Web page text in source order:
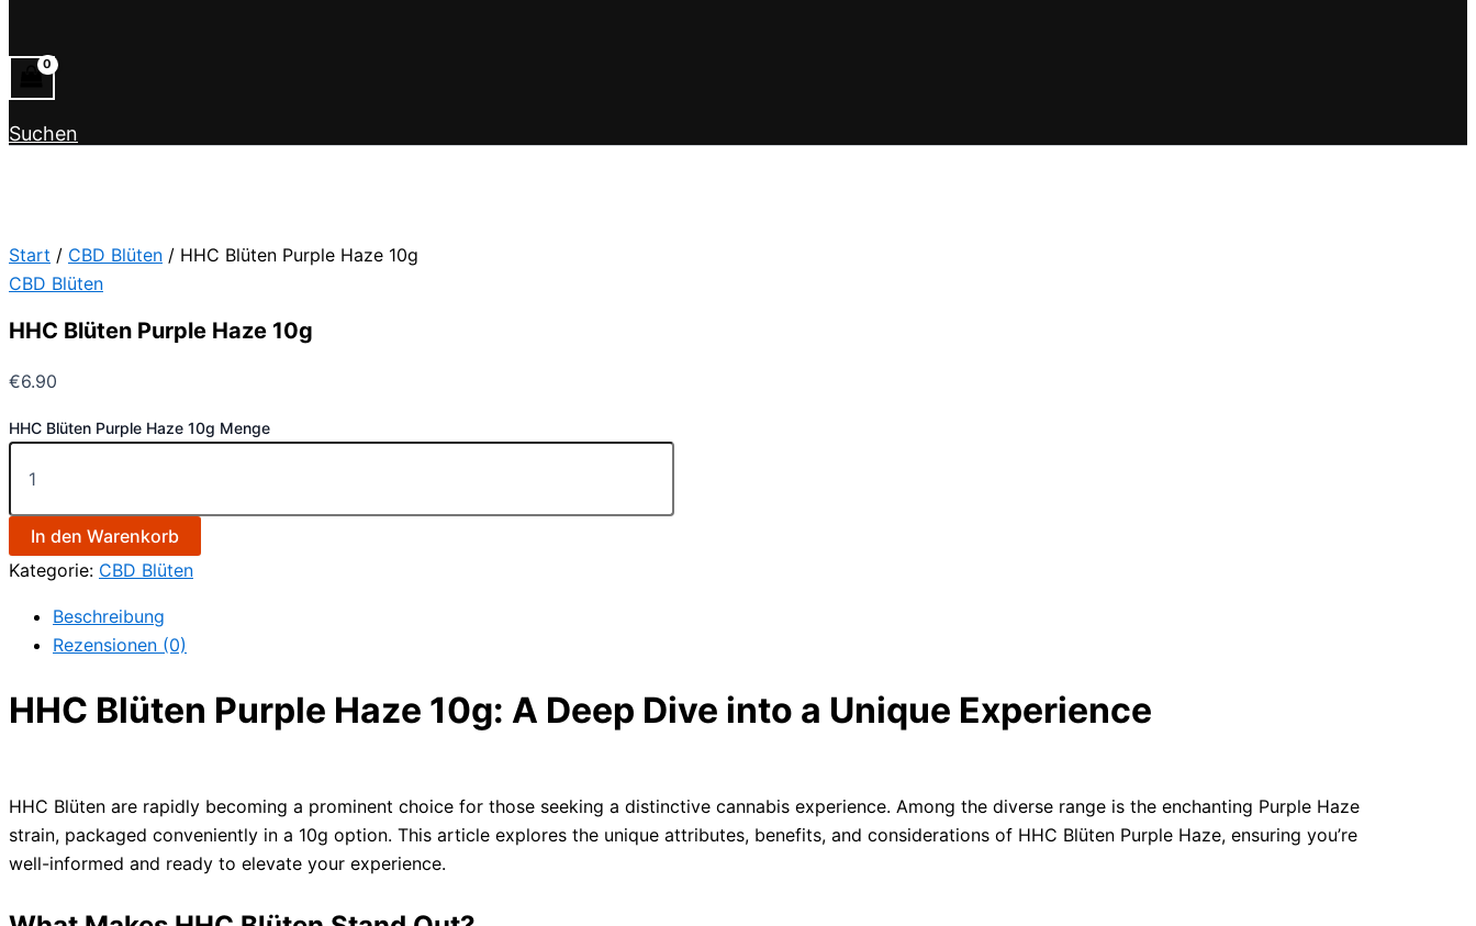
Suchen
Start / CBD Blüten / HHC Blüten Purple Haze 10g
CBD Blüten
HHC Blüten Purple Haze 10g
€6.90
HHC Blüten Purple Haze 10g Menge
In den Warenkorb
Kategorie: CBD Blüten
Beschreibung
Rezensionen (0)
HHC Blüten Purple Haze 10g: A Deep Dive into a Unique Experience
HHC Blüten are rapidly becoming a prominent choice for those seeking a distinctive cannabis experience. Among the diverse range is the enchanting Purple Haze
strain, packaged conveniently in a 10g option. This article explores the unique attributes, benefits, and considerations of HHC Blüten Purple Haze, ensuring you’re
well-informed and ready to elevate your experience.